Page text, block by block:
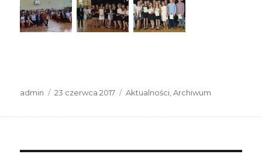
Autor
admin
Data
23 czerwca 2017 Kategorie
Aktualności ,Archiwum